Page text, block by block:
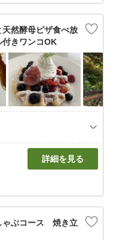
然酵母ピザ食べ放
きワンコOK
詳細を見る
ゃぶコース 焼き立